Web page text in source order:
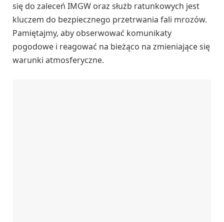
się do zaleceń IMGW oraz służb ratunkowych jest
kluczem do bezpiecznego przetrwania fali mrozów.
Pamiętajmy, aby obserwować komunikaty
pogodowe i reagować na bieżąco na zmieniające się
warunki atmosferyczne.